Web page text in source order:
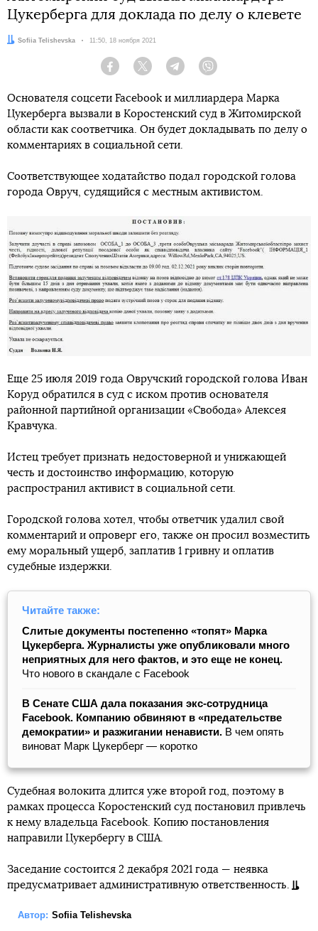
Цукерберга для доклада по делу о клевете
Автор:
Sofiia Telishevska Дата:
11:50, 18 ноября 2021
Facebook Twitter Telegram
Основателя соцсети Facebook и миллиардера Марка
Цукерберга вызвали в Коростенский суд в Житомирской
области как соответчика. Он будет докладывать по делу о
комментариях в социальной сети.
Соответствующее ходатайство подал городской голова
города Овруч, судящийся с местным активистом.
Еще 25 июля 2019 года Овручский городской голова Иван
Коруд обратился в суд с иском против основателя
районной партийной организации «Свобода» Алексея
Кравчука.
Истец требует признать недостоверной и унижающей
честь и достоинство информацию, которую
распространил активист в социальной сети.
Городской голова хотел, чтобы ответчик удалил свой
комментарий и опроверг его, также он просил возместить
ему моральный ущерб, заплатив 1 гривну и оплатив
судебные издержки.
Читайте также:
Слитые документы постепенно «топят» Марка
Цукерберга. Журналисты уже опубликовали много
неприятных для него фактов, и это еще не конец.
Что нового в скандале с Facebook
В Сенате США дала показания экс-сотрудница
Facebook. Компанию обвиняют в «предательстве
демократии» и разжигании ненависти. В чем опять
виноват Марк Цукерберг — коротко
Судебная волокита длится уже второй год, поэтому в
рамках процесса Коростенский суд постановил привлечь
к нему владельца Facebook. Копию постановления
направили Цукербергу в США.
Заседание состоится 2 декабря 2021 года — неявка
предусматривает административную ответственность.
Автор: Sofiia Telishevska